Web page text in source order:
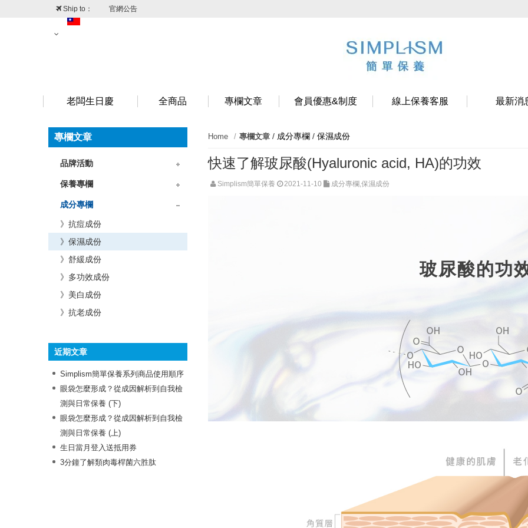
Ship to： 官網公告
老闆生日慶 全商品 專欄文章 會員優惠&制度 線上保養客服 最新消
專欄文章
品牌活動
》品牌情報
》折扣情報
保養專欄
》保養專題
》成分迷思
》保濕專題
成分專欄
》抗痘成份
》保濕成份
》舒緩成份
》多功效成份
》美白成份
》抗老成份
近期文章
Simplism簡單保養系列商品使用順序
眼袋怎麼形成？從成因解析到自我檢
測與日常保養 (下)
眼袋怎麼形成？從成因解析到自我檢
測與日常保養 (上)
生日當月登入送抵用券
3分鐘了解類肉毒桿菌六胜肽
Home 專欄文章 / 成分專欄 /保濕成份
快速了解玻尿酸(Hyaluronic acid, HA)的功效
Simplism簡單保養 2021-11-10 成分專欄,保濕成份
玻尿酸的功